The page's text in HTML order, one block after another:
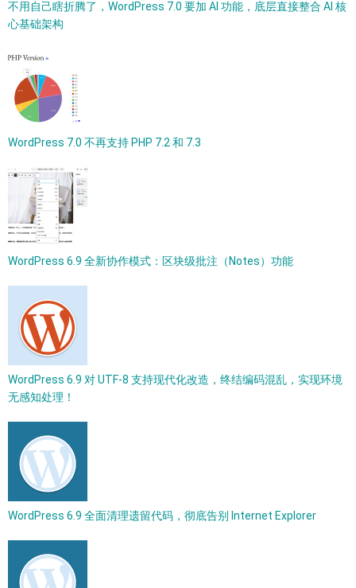
不用自己瞎折腾了，WordPress 7.0 要加 AI 功能，底层直接整合 AI 核
心基础架构
WordPress 7.0 不再支持 PHP 7.2 和 7.3
WordPress 6.9 全新协作模式：区块级批注（Notes）功能
WordPress 6.9 对 UTF-8 支持现代化改造，终结编码混乱，实现环境
无感知处理！
WordPress 6.9 全面清理遗留代码，彻底告别 Internet Explorer